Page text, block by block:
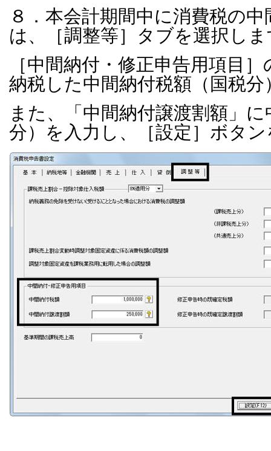
８．本会計期間中に消費税の
は、［調整等］タブを選択し
［中間納付・修正申告用項目
納税した中間納付税額（国税
また、「中間納付譲渡割額」
分）を入力し、［設定］ボタ